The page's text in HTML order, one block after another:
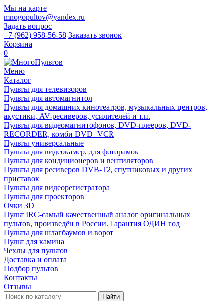
Мы на карте
mnogopultov@yandex.ru
Задать вопрос
+7 (962) 958-56-58 Заказать звонок
Корзина
0
Меню
Каталог
Пульты для телевизоров
Пульты для автомагнитол
Пульты для домашних кинотеатров, музыкальных центров,
акустики, AV-ресиверов, усилителей и т.п.
Пульты для видеомагнитофонов, DVD-плееров, DVD-
RECORDER, комби DVD+VCR
Пульты универсальные
Пульты для видеокамер, для фоторамок
Пульты для кондиционеров и вентиляторов
Пульты для ресиверов DVB-T2, спутниковых и других
приставок
Пульты для видеорегистратора
Пульты для проекторов
Очки 3D
Пульт IRC-самый качественный аналог оригинальных
пультов, произведён в России. Гарантия ОДИН год
Пульты для шлагбаумов и ворот
Пульт для камина
Чехлы для пультов
Доставка и оплата
Подбор пультов
Контакты
Отзывы
Найти